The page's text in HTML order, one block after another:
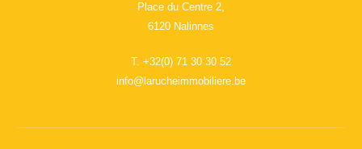
Place du Centre 2,
6120 Nalinnes
T. +32(0) 71 30 30 52
info@larucheimmobiliere.be